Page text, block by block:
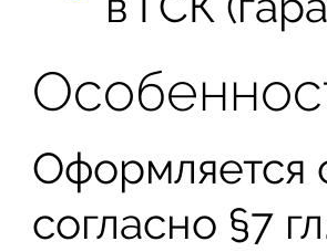
Оформляется
согласно §7